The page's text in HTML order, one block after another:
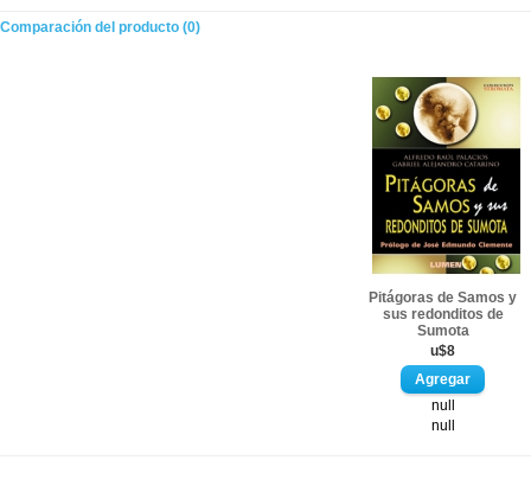
Comparación del producto (0)
Pitágoras de Samos y
sus redonditos de
Sumota
u$8
null
null